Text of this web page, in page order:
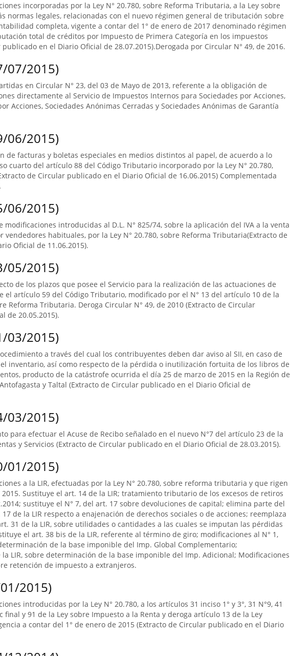
incorporadas por la Ley N° 20.780, sobre Reforma Tributaria, a la Ley sobre
normas legales, relacionadas con el nuevo régimen general de tributación sobre
completa, vigente a contar del 1° de enero de 2017 denominado régimen
total de créditos por Impuesto de Primera Categoría en los impuestos
en el Diario Oficial de 28.07.2015).Derogada por Circular N° 49, de 2016.
07/2015)
en Circular N° 23, del 03 de Mayo de 2013, referente a la obligación de
directamente al Servicio de Impuestos Internos para Sociedades por Acciones,
Acciones, Sociedades Anónimas Cerradas y Sociedades Anónimas de Garantía
06/2015)
de facturas y boletas especiales en medios distintos al papel, de acuerdo a lo
cuarto del artículo 88 del Código Tributario incorporado por la Ley N° 20.780,
de Circular publicado en el Diario Oficial de 16.06.2015) Complementada
06/2015)
introducidas al D.L. N° 825/74, sobre la aplicación del IVA a la venta
habituales, por la Ley N° 20.780, sobre Reforma Tributaria(Extracto de
Oficial de 11.06.2015).
05/2015)
de los plazos que posee el Servicio para la realización de las actuaciones de
el artículo 59 del Código Tributario, modificado por el N° 13 del artículo 10 de la
Reforma Tributaria. Deroga Circular N° 49, de 2010 (Extracto de Circular
de 20.05.2015).
03/2015)
a través del cual los contribuyentes deben dar aviso al SII, en caso de
inventario, así como respecto de la pérdida o inutilización fortuita de los libros de
producto de la catástrofe ocurrida el día 25 de marzo de 2015 en la Región de
y Taltal (Extracto de Circular publicado en el Diario Oficial de
03/2015)
para efectuar el Acuse de Recibo señalado en el nuevo N°7 del artículo 23 de la
y Servicios (Extracto de Circular publicado en el Diario Oficial de 28.03.2015).
01/2015)
a la LIR, efectuadas por la Ley N° 20.780, sobre reforma tributaria y que rigen
Sustituye el art. 14 de la LIR; tratamiento tributario de los excesos de retiros
sustituye el N° 7, del art. 17 sobre devoluciones de capital; elimina parte del
de la LIR respecto a enajenación de derechos sociales o de acciones; reemplaza
31 de la LIR, sobre utilidades o cantidades a las cuales se imputan las pérdidas
el art. 38 bis de la LIR, referente al término de giro; modificaciones al N° 1,
de la base imponible del Imp. Global Complementario;
LIR, sobre determinación de la base imponible del Imp. Adicional; Modificaciones
retención de impuesto a extranjeros.
2015)
introducidas por la Ley N° 20.780, a los artículos 31 inciso 1° y 3°, 31 N°9, 41
final y 91 de la Ley sobre Impuesto a la Renta y deroga artículo 13 de la Ley
a contar del 1° de enero de 2015 (Extracto de Circular publicado en el Diario